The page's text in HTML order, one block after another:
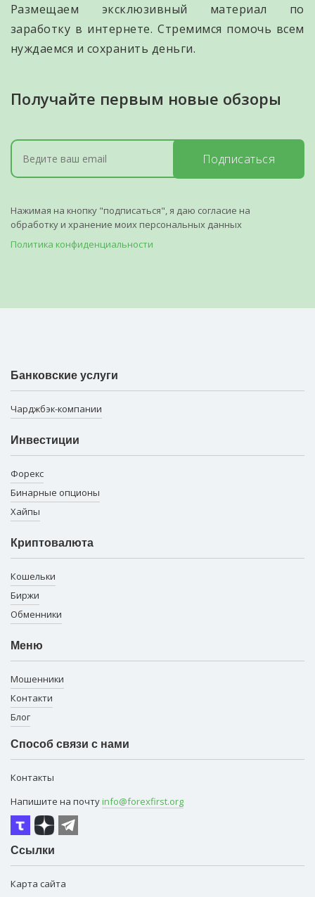
Размещаем эксклюзивный материал по
заработку в интернете. Стремимся помочь всем
нуждаемся и сохранить деньги.
Получайте первым новые обзоры
Подписаться
Нажимая на кнопку "подписаться", я даю согласие на
обработку и хранение моих персональных данных
Политика конфиденциальности
Банковские услуги
Чарджбэк-компании
Инвестиции
Форекс
Бинарные опционы
Хайпы
Криптовалюта
Кошельки
Биржи
Обменники
Меню
Мошенники
Контакти
Блог
Способ связи с нами
Контакты
Напишите на почту info@forexfirst.org
Ссылки
Карта сайта